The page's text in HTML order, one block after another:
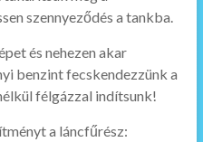
szennyeződés a tankba.
és nehezen akar
benzint fecskendezzünk a
félgázzal indítsunk!
a láncfűrész: